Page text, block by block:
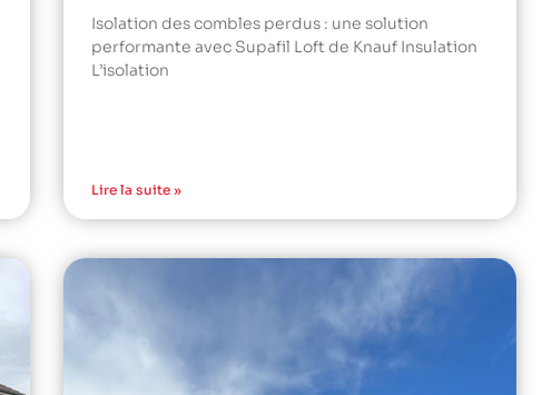
Isolation des combles perdus : une solution
performante avec Supafil Loft de Knauf Insulation
L’isolation
Lire la suite »